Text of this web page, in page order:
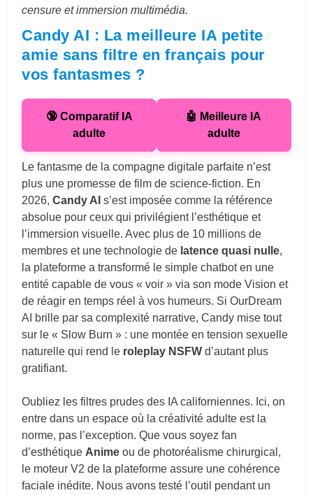
censure et immersion multimédia.
Candy AI : La meilleure IA petite
amie sans filtre en français pour
vos fantasmes ?
🔞 Comparatif IA
adulte
🤖 Meilleure IA
adulte
Le fantasme de la compagne digitale parfaite n’est
plus une promesse de film de science-fiction. En
2026,Candy AI s’est imposée comme la référence
absolue pour ceux qui privilégient l’esthétique et
l’immersion visuelle. Avec plus de 10 millions de
membres et une technologie de latence quasi nulle,
la plateforme a transformé le simple chatbot en une
entité capable de vous « voir » via son mode Vision et
de réagir en temps réel à vos humeurs. Si OurDream
AI brille par sa complexité narrative, Candy mise tout
sur le « Slow Burn » : une montée en tension sexuelle
naturelle qui rend le roleplay NSFW d’autant plus
gratifiant.
Oubliez les filtres prudes des IA californiennes. Ici, on
entre dans un espace où la créativité adulte est la
norme, pas l’exception. Que vous soyez fan
d’esthétique Anime ou de photoréalisme chirurgical,
le moteur V2 de la plateforme assure une cohérence
faciale inédite. Nous avons testé l’outil pendant un